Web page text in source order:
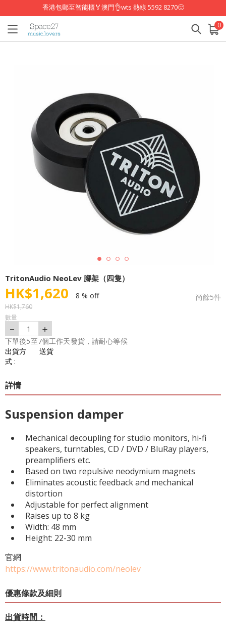
香港包郵至智能櫃🏅澳門👌wts 熱線 5592 8270🙂
0
已加入購物車 查看
TritonAudio NeoLev 腳架（四隻）
HK$1,620 8 % off 尚餘5件
HK$1,760
數量
－ 1 ＋
下單後5至7個工作天發貨，請耐心等候
出貨方
式 :
送貨
詳情
Suspension damper
Mechanical decoupling for studio monitors, hi-fi
speakers, turntables, CD / DVD / BluRay players,
preamplifiers etc.
Based on two repulsive neodymium magnets
Eliminates acoustic feedback and mechanical
distortion
Adjustable for perfect alignment
Raises up to 8 kg
Width: 48 mm
Height: 22-30 mm
官網
https://www.tritonaudio.com/neolev
優惠條款及細則
出貨時間：